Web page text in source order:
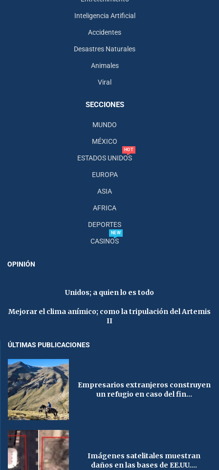
Inteligencia Artificial
Accidentes
Desastres Naturales
Animales
Viral
SECCIONES
MUNDO
MÉXICO
ESTADOS UNIDOS
HOT
EUROPA
ASIA
AFRICA
DEPORTES
CASINOS
NEW
OPINIÓN
Unidos; a quien lo es todo
Mejorar el clima anímico; como la tripulación del Artemis
II
ÚLTIMAS PUBLICACIONES
Empresarios extranjeros construyen
un refugio en caso del fin...
Imágenes satelitales muestran
daños en las bases de EE.UU....